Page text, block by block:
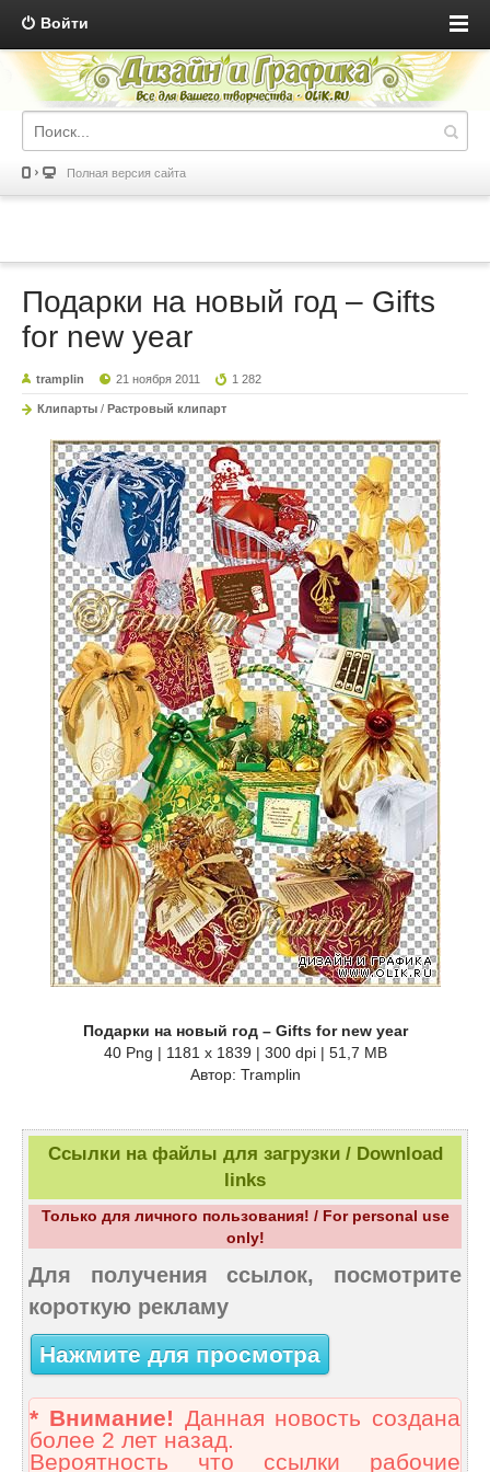
Войти
Полная версия сайта
Подарки на новый год – Gifts
for new year
tramplin 21 ноября 2011 1 282
Клипарты / Растровый клипарт
Подарки на новый год – Gifts for new year
40 Png | 1181 x 1839 | 300 dpi | 51,7 MB
Автор: Tramplin
Ссылки на файлы для загрузки / Download
links
Только для личного пользования! / For personal use
only!
Для получения ссылок, посмотрите
короткую рекламу
Нажмите для просмотра
* Внимание! Данная новость создана
более 2 лет назад.
Вероятность что ссылки рабочие